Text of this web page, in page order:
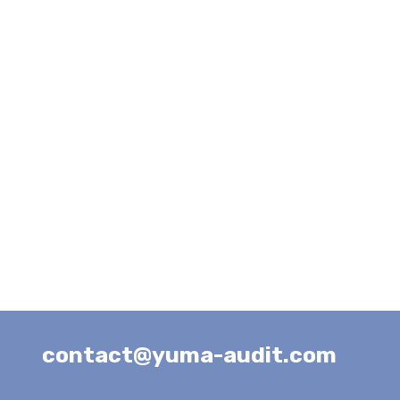
contact@yuma-audit.com